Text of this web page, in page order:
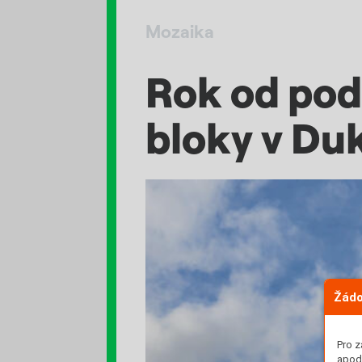
Pro
Mozaika
Rok od
bloky v